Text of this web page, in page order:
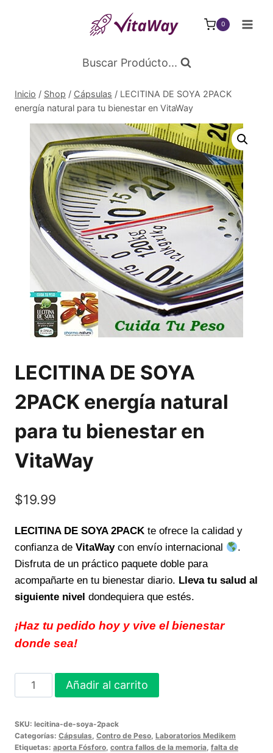
0
Buscar Prodúcto...
Inicio / Shop / Cápsulas / LECITINA DE SOYA 2PACK
energía natural para tu bienestar en VitaWay
LECITINA DE SOYA
2PACK energía natural
para tu bienestar en
VitaWay
$19.99
LECITINA DE SOYA 2PACK te ofrece la calidad y
confianza de VitaWaycon envío internacional
.
Disfruta de un práctico paquete doble para
acompañarte en tu bienestar diario. Lleva tu salud al
siguiente nivel dondequiera que estés.
¡Haz tu pedido hoy y vive el bienestar
donde sea!
LECITINA
DE
2PACK
energía
Añadir al carrito
SKU: lecitina-de-soya-2pack
Categorías: Cápsulas Contro de Peso Laboratorios Medikem
Etiquetas: aporta Fósforo contra fallos de la memoria falta de